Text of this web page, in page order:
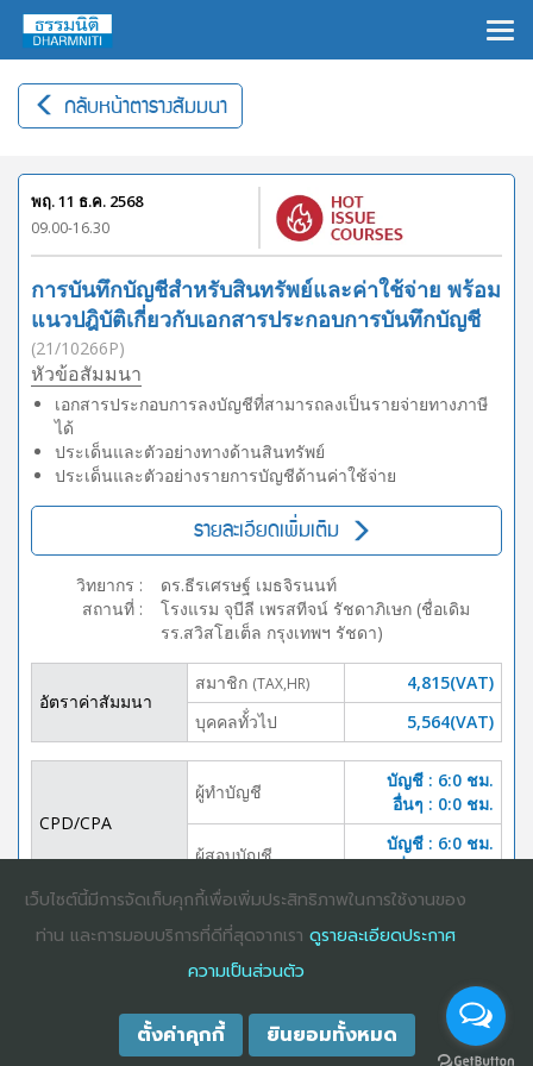
กลับหน้าตารางสัมมนา
พฤ. 11 ธ.ค. 2568
09.00-16.30
การบันทึกบัญชีสำหรับสินทรัพย์และค่าใช้จ่าย พร้อม
แนวปฎิบัติเกี่ยวกับเอกสารประกอบการบันทึกบัญชี
(21/10266P)
หัวข้อสัมมนา
เอกสารประกอบการลงบัญชีที่สามารถลงเป็นรายจ่ายทางภาษี
ได้
ประเด็นและตัวอย่างทางด้านสินทรัพย์
ประเด็นและตัวอย่างรายการบัญชีด้านค่าใช้จ่าย
รายละเอียดเพิ่มเติม
วิทยากร :
ดร.ธีรเศรษฐ์ เมธจิรนนท์
สถานที่ :
โรงแรม จุบีลี เพรสทีจน์ รัชดาภิเษก (ชื่อเดิม
รร.สวิสโฮเต็ล กรุงเทพฯ รัชดา)
อัตราค่าสัมมนา
สมาชิก (TAX,HR)
4,815(VAT)
บุคคลทั้่วไป
5,564(VAT)
CPD/CPA
ผู้ทำบัญชี
บัญชี : 6:0 ชม.
อื่นๆ : 0:0 ชม.
ผู้สอบบัญชี
บัญชี : 6:0 ชม.
ปิดจอง
BROCHURE
COPYRIGHT ©2025DHARMNITI SEMINAR AND TRAINING CO., LTDALL
RIGHTS RESERVED. E-COMMERCIAL REGISTRATION 0105529026680
เว็บไซต์นี้มีการจัดเก็บคุกกี้เพื่อเพิ่มประสิทธิภาพในการใช้งานของ
ท่าน และการมอบบริการที่ดีที่สุดจากเรา ดูรายละเอียดประกาศ
ความเป็นส่วนตัว
ตั้งค่าคุกกี้ ยินยอมทั้งหมด
×